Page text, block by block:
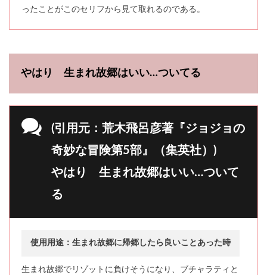
ったことがこのセリフから見て取れるのである。
やはり 生まれ故郷はいい…ついてる
(引用元：荒木飛呂彦著『ジョジョの
奇妙な冒険第5部』（集英社）)
やはり 生まれ故郷はいい…ついて
る
使用用途：生まれ故郷に帰郷したら良いことあった時
生まれ故郷でリゾットに負けそうになり、ブチャラティと